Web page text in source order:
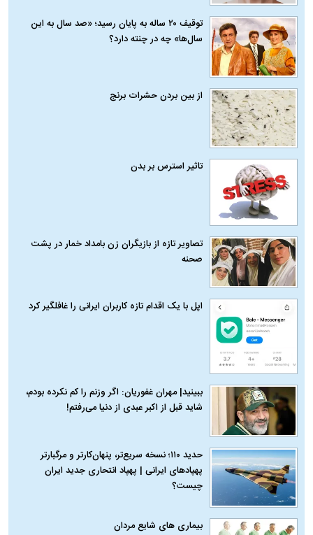
توقیف ۲۰ ساله به پایان رسید؛ «صد سال به این
سال‌ها» چه در چنته دارد؟
از بین بردن حشرات برنج
تاثیر استرس بر بدن
تصاویر تازه از بازیگران زن بامداد خمار در پشت
صحنه
اپل با یک اقدام تازه کاربران ایرانی را غافلگیر کرد
ببینید| مهران غفوریان: اگر وزنم را کم نکرده بودم،
شاید قبل از اکبر عبدی از دنیا می‌رفتم!
حدید ۱۱۰؛ نسخه سریع‌تر، پنهان‌کارتر و مرگبارتر
پهپادهای ایرانی | پهپاد انتحاری جدید ایران
چیست؟
بیماری‌ های شایع مردان